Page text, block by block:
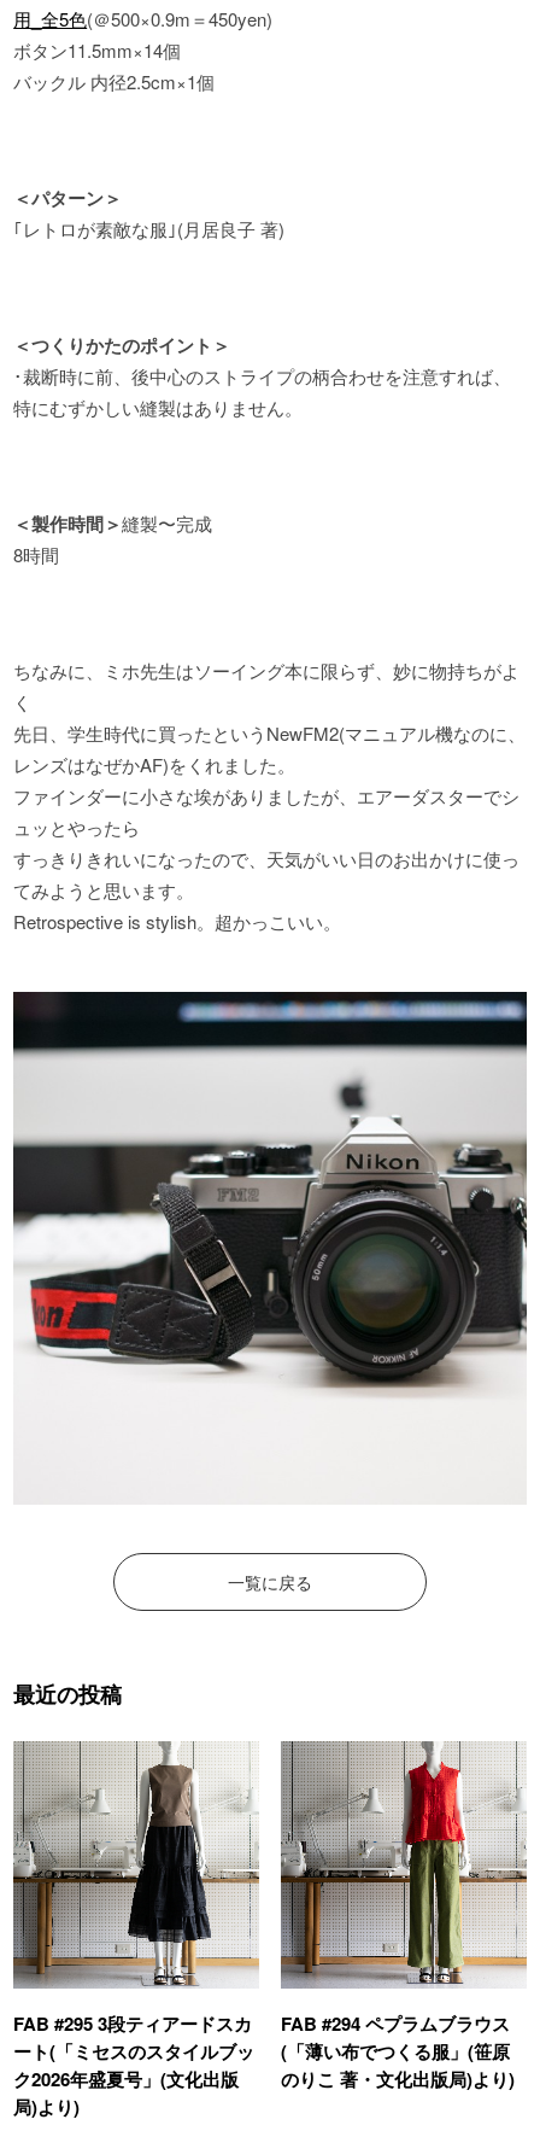
用_全5色(＠500×0.9m＝450yen)
ボタン11.5mm×14個
バックル 内径2.5cm×1個
＜パターン＞
｢レトロが素敵な服｣(月居良子 著)
＜つくりかたのポイント＞
･裁断時に前、後中心のストライプの柄合わせを注意すれば、
特にむずかしい縫製はありません。
＜製作時間＞縫製〜完成
8時間
ちなみに、ミホ先生はソーイング本に限らず、妙に物持ちがよ
く
先日、学生時代に買ったというNewFM2(マニュアル機なのに、
レンズはなぜかAF)をくれました。
ファインダーに小さな埃がありましたが、エアーダスターでシ
ュッとやったら
すっきりきれいになったので、天気がいい日のお出かけに使っ
てみようと思います。
Retrospective is stylish。超かっこいい。
一覧に戻る
最近の投稿
FAB #295 3段ティアードスカ
ート(「ミセスのスタイルブッ
ク2026年盛夏号」(文化出版
局)より)
FAB #294 ペプラムブラウス
(「薄い布でつくる服」(笹原
のりこ 著・文化出版局)より)